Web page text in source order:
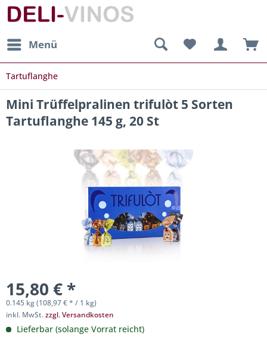
Menü
Tartuflanghe
Mini Trüffelpralinen trifulòt 5 Sorten
Tartuflanghe 145 g, 20 St
15,80 € *
0.145 kg (108,97 € * / 1 kg)
inkl. MwSt.zzgl. Versandkosten
Lieferbar (solange Vorrat reicht)